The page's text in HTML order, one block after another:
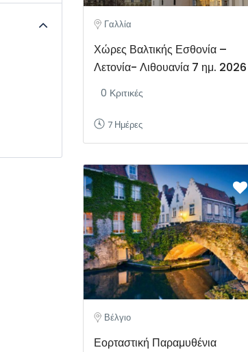
Γαλλία
Χώρες Βαλτικής Εσθονία –
Λετονία- Λιθουανία 7 ημ. 2026
0 Κριτικές
7 Ημέρες
Βέλγιο
Εορταστική Παραμυθένια